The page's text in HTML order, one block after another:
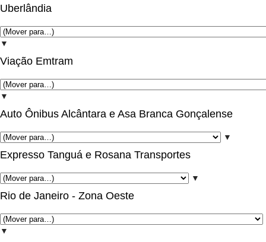
Uberlândia
▼
Viação Emtram
▼
Auto Ônibus Alcântara e Asa Branca Gonçalense
▼
Expresso Tanguá e Rosana Transportes
▼
Rio de Janeiro - Zona Oeste
▼